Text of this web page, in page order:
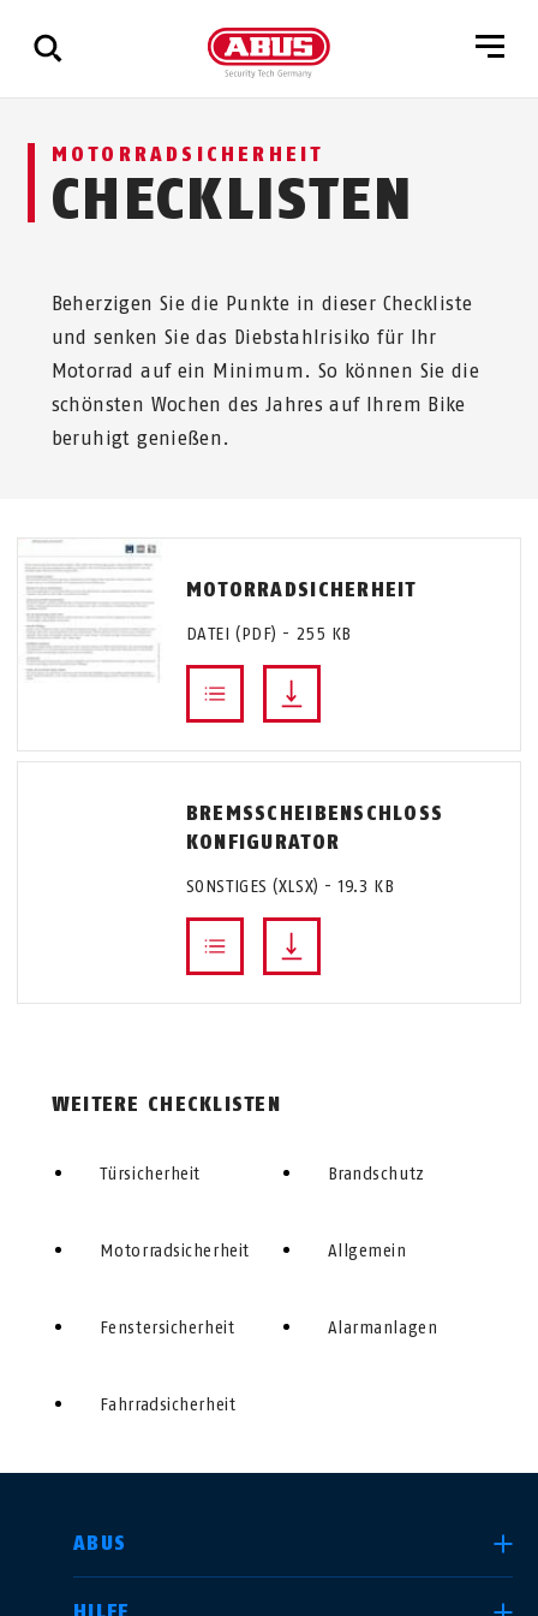
Zeige
Ergebnisse
MOTORRADSICHERHEIT
CHECKLISTEN
Beherzigen Sie die Punkte in dieser Checkliste
und senken Sie das Diebstahlrisiko für Ihr
Motorrad auf ein Minimum. So können Sie die
schönsten Wochen des Jahres auf Ihrem Bike
beruhigt genießen.
MOTORRADSICHERHEIT
DATEI (PDF) - 255 KB
BREMSSCHEIBENSCHLOSS
KONFIGURATOR
SONSTIGES (XLSX) - 19.3 KB
WEITERE CHECKLISTEN
Türsicherheit
Motorradsicherheit
Fenstersicherheit
Fahrradsicherheit
Brandschutz
Allgemein
Alarmanlagen
ABUS
LAND AUSWÄHLEN